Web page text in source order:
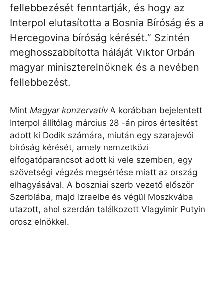
fellebbezését fenntartják, és hogy az
Interpol elutasította a Bosnia Bíróság és a
Hercegovina bíróság kérését.” Szintén
meghosszabbította háláját Viktor Orbán
magyar miniszterelnöknek és a nevében
fellebbezést.
Mint Magyar konzervatívA korábban bejelentett
Interpol állítólag március 28 -án piros értesítést
adott ki Dodik számára, miután egy szarajevói
bíróság kérését, amely nemzetközi
elfogatóparancsot adott ki vele szemben, egy
szövetségi végzés megsértése miatt az ország
elhagyásával. A boszniai szerb vezető először
Szerbiába, majd Izraelbe és végül Moszkvába
utazott, ahol szerdán találkozott Vlagyimir Putyin
orosz elnökkel.